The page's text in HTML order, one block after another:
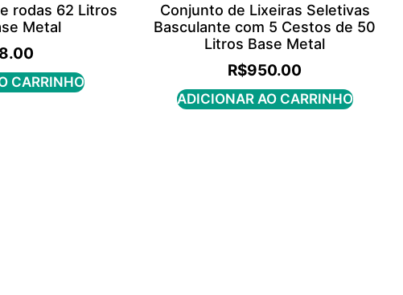
rodas 62 Litros
Metal
CARRINHO
Conjunto de Lixeiras Seletivas
Basculante com 5 Cestos de 50
Litros Base Metal
R$950.00
ADICIONAR AO CARRINHO